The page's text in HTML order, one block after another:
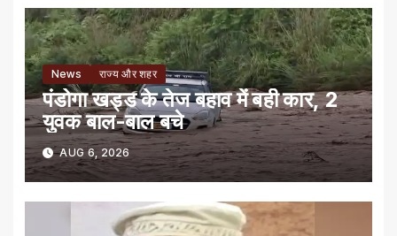
News राज्य और शहर
पंडोगा खड्ड के तेज बहाव में बही कार, 2
युवक बाल-बाल बचे
AUG 6, 2026